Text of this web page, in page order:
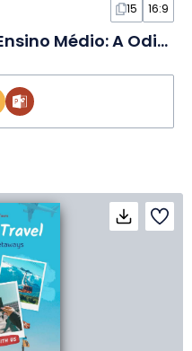
15 16:9
Língua Portuguesa no Ensino Médio: A Odisseia em Slides